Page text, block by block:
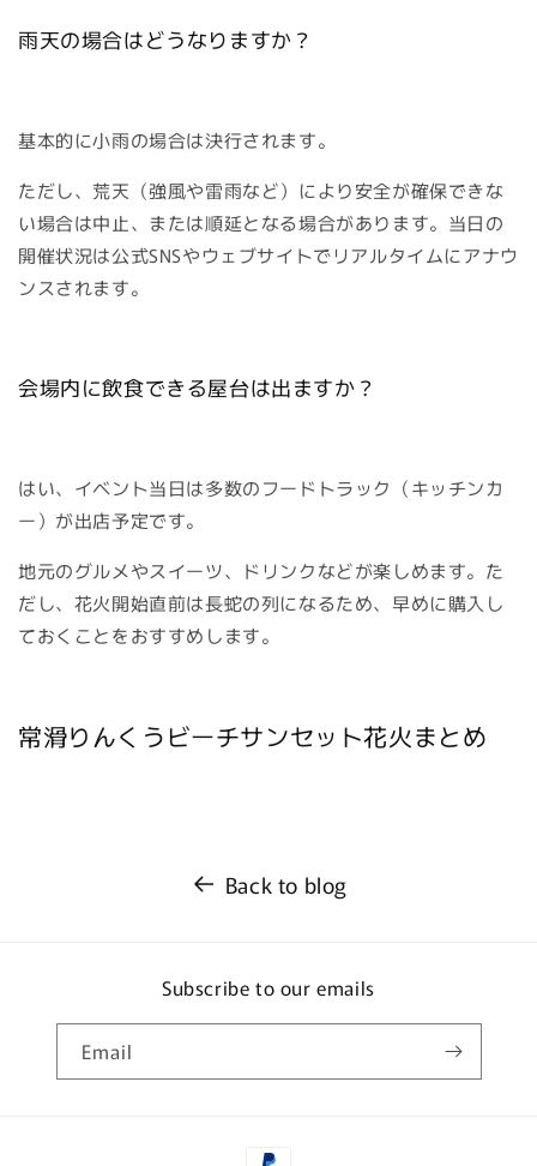
雨天の場合はどうなりますか？
基本的に小雨の場合は決行されます。
ただし、荒天（強風や雷雨など）により安全が確保できな
い場合は中止、または順延となる場合があります。当日の
開催状況は公式SNSやウェブサイトでリアルタイムにアナウ
ンスされます。
会場内に飲食できる屋台は出ますか？
はい、イベント当日は多数のフードトラック（キッチンカ
ー）が出店予定です。
地元のグルメやスイーツ、ドリンクなどが楽しめます。た
だし、花火開始直前は長蛇の列になるため、早めに購入し
ておくことをおすすめします。
常滑りんくうビーチサンセット花火まとめ
Back to blog
Subscribe to our emails
Email
Payment